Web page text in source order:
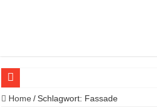
Kreative Farbkonzepte für jedes Zuhause:
Home / Schlagwort: Fassade